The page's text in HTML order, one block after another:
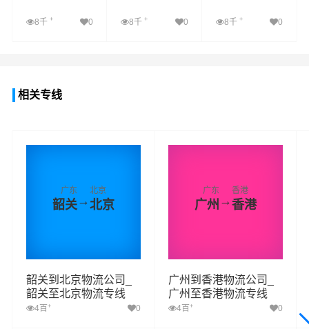
8千 + 0 8千+ 0 8千 + 0
相关专线
广东
韶关→
北京
北京
韶关到北京物流公司_
韶关至北京物流专线
4百 + 0
广东
广州 →
香港
香港
广州到香港物流公司_
广州至香港物流专线
4百 + 0